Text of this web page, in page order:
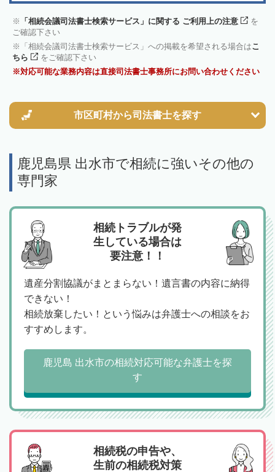
「相続会議司法書士検索サービス」に関する ご利用上の注意
を
ご確認下さい
「相続会議司法書士検索サービス」への掲載を希望される場合はこ
ちら
をご確認下さい
対応可能な業務内容は直接司法書士事務所にお問い合わせください
市区町村から司法書士を探す
鹿児島県 出水市で相続に強いその他の
専門家
相続トラブルが発
生している場合は
要注意！！
遺産分割協議がまとまらない！遺言書の内容に納得
できない！
相続放棄したい！という悩みは弁護士への相談をお
すすめします。
鹿児島 出水市の相続対応可能な弁護士を探
す
相続税の申告や、
生前の相続税対策